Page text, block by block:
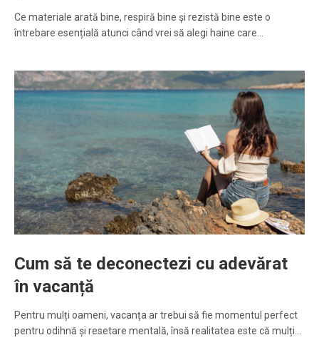
Ce materiale arată bine, respiră bine și rezistă bine este o
întrebare esențială atunci când vrei să alegi haine care…
Cum să te deconectezi cu adevărat
în vacanță
Pentru mulți oameni, vacanța ar trebui să fie momentul perfect
pentru odihnă și resetare mentală, însă realitatea este că mulți…